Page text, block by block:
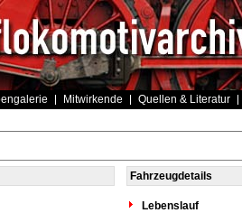
Mitwirkende Quellen & Literatur
Fahrzeugdetails
Lebenslauf